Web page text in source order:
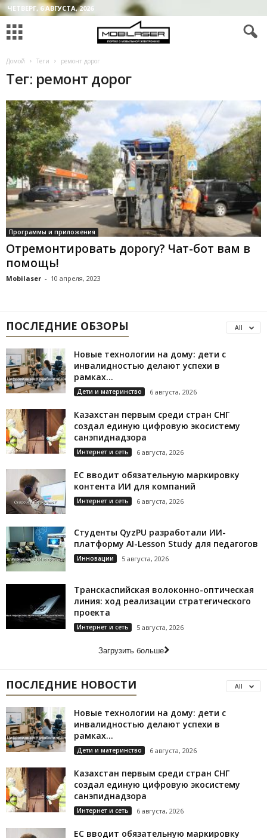
ЧЕТВЕРГ, 6 АВГУСТА, 2026
Домой Теги ремонт дорог
Тег: ремонт дорог
Программы и приложения
Отремонтировать дорогу? Чат-бот вам в
помощь!
Mobilaser - 10 апреля, 2023
ПОСЛЕДНИЕ ОБЗОРЫ All
Новые технологии на дому: дети с
инвалидностью делают успехи в
рамках...
Дети и материнство 6 августа, 2026
Казахстан первым среди стран СНГ
создал единую цифровую экосистему
санэпиднадзора
Интернет и сеть 6 августа, 2026
ЕС вводит обязательную маркировку
контента ИИ для компаний
Интернет и сеть 6 августа, 2026
Студенты QyzPU разработали ИИ-
платформу AI-Lesson Study для педагогов
Инновации 5 августа, 2026
Транскаспийская волоконно-оптическая
линия: ход реализации стратегического
проекта
Интернет и сеть 5 августа, 2026
Загрузить больше
ПОСЛЕДНИЕ НОВОСТИ All
Новые технологии на дому: дети с
инвалидностью делают успехи в
рамках...
Дети и материнство 6 августа, 2026
Казахстан первым среди стран СНГ
создал единую цифровую экосистему
санэпиднадзора
Интернет и сеть 6 августа, 2026
ЕС вводит обязательную маркировку